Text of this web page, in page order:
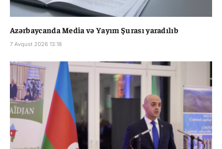
Azərbaycanda Media və Yayım Şurası yaradılıb
7 Avqust 2026 13:18